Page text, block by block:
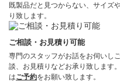
既製品だと見つからない、サイズ
り致します。
ご相談・お見積り可能
専門のスタッフがお話をお伺いし
談、お見積りなどお承り致します
はご予約をお願い致します。